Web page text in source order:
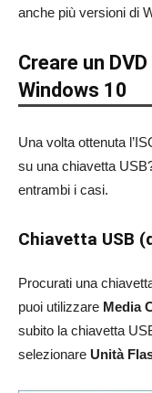
anche più versioni di
Creare un
Windows 10
Una volta ottenuta
su una chiavetta
entrambi i casi.
Chiavetta USB
Procurati una
puoi utilizzare Media
subito la chiavetta
selezionare Unità